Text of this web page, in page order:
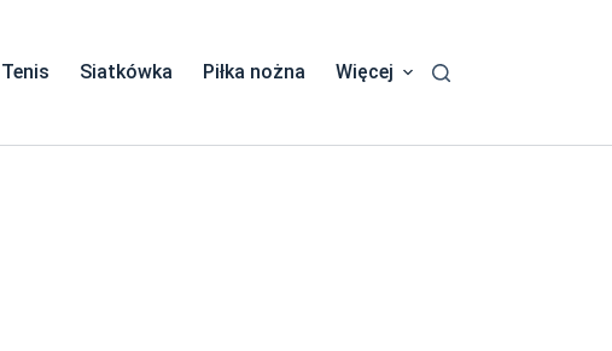
Tenis Siatkówka Piłka nożna Więcej